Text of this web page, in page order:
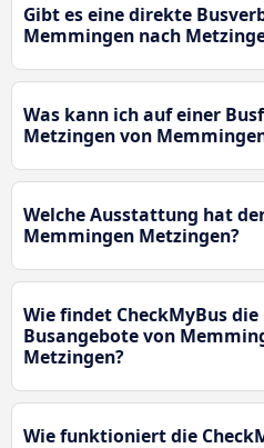
Gibt es eine direkte
Memmingen nach
Was kann ich auf einer
Metzingen von
Welche Ausstattung hat
Memmingen Metzingen?
Wie findet CheckMyBus die
Busangebote von
Metzingen?
Wie funktioniert die